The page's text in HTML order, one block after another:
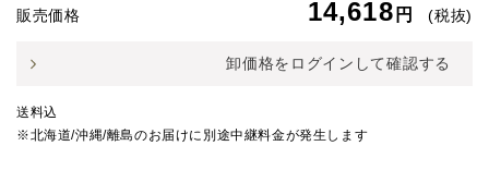
販売価格 14,618 円 (税抜)
卸価格をログインして確認する
送料込
※北海道/沖縄/離島のお届けに別途中継料金が発生します